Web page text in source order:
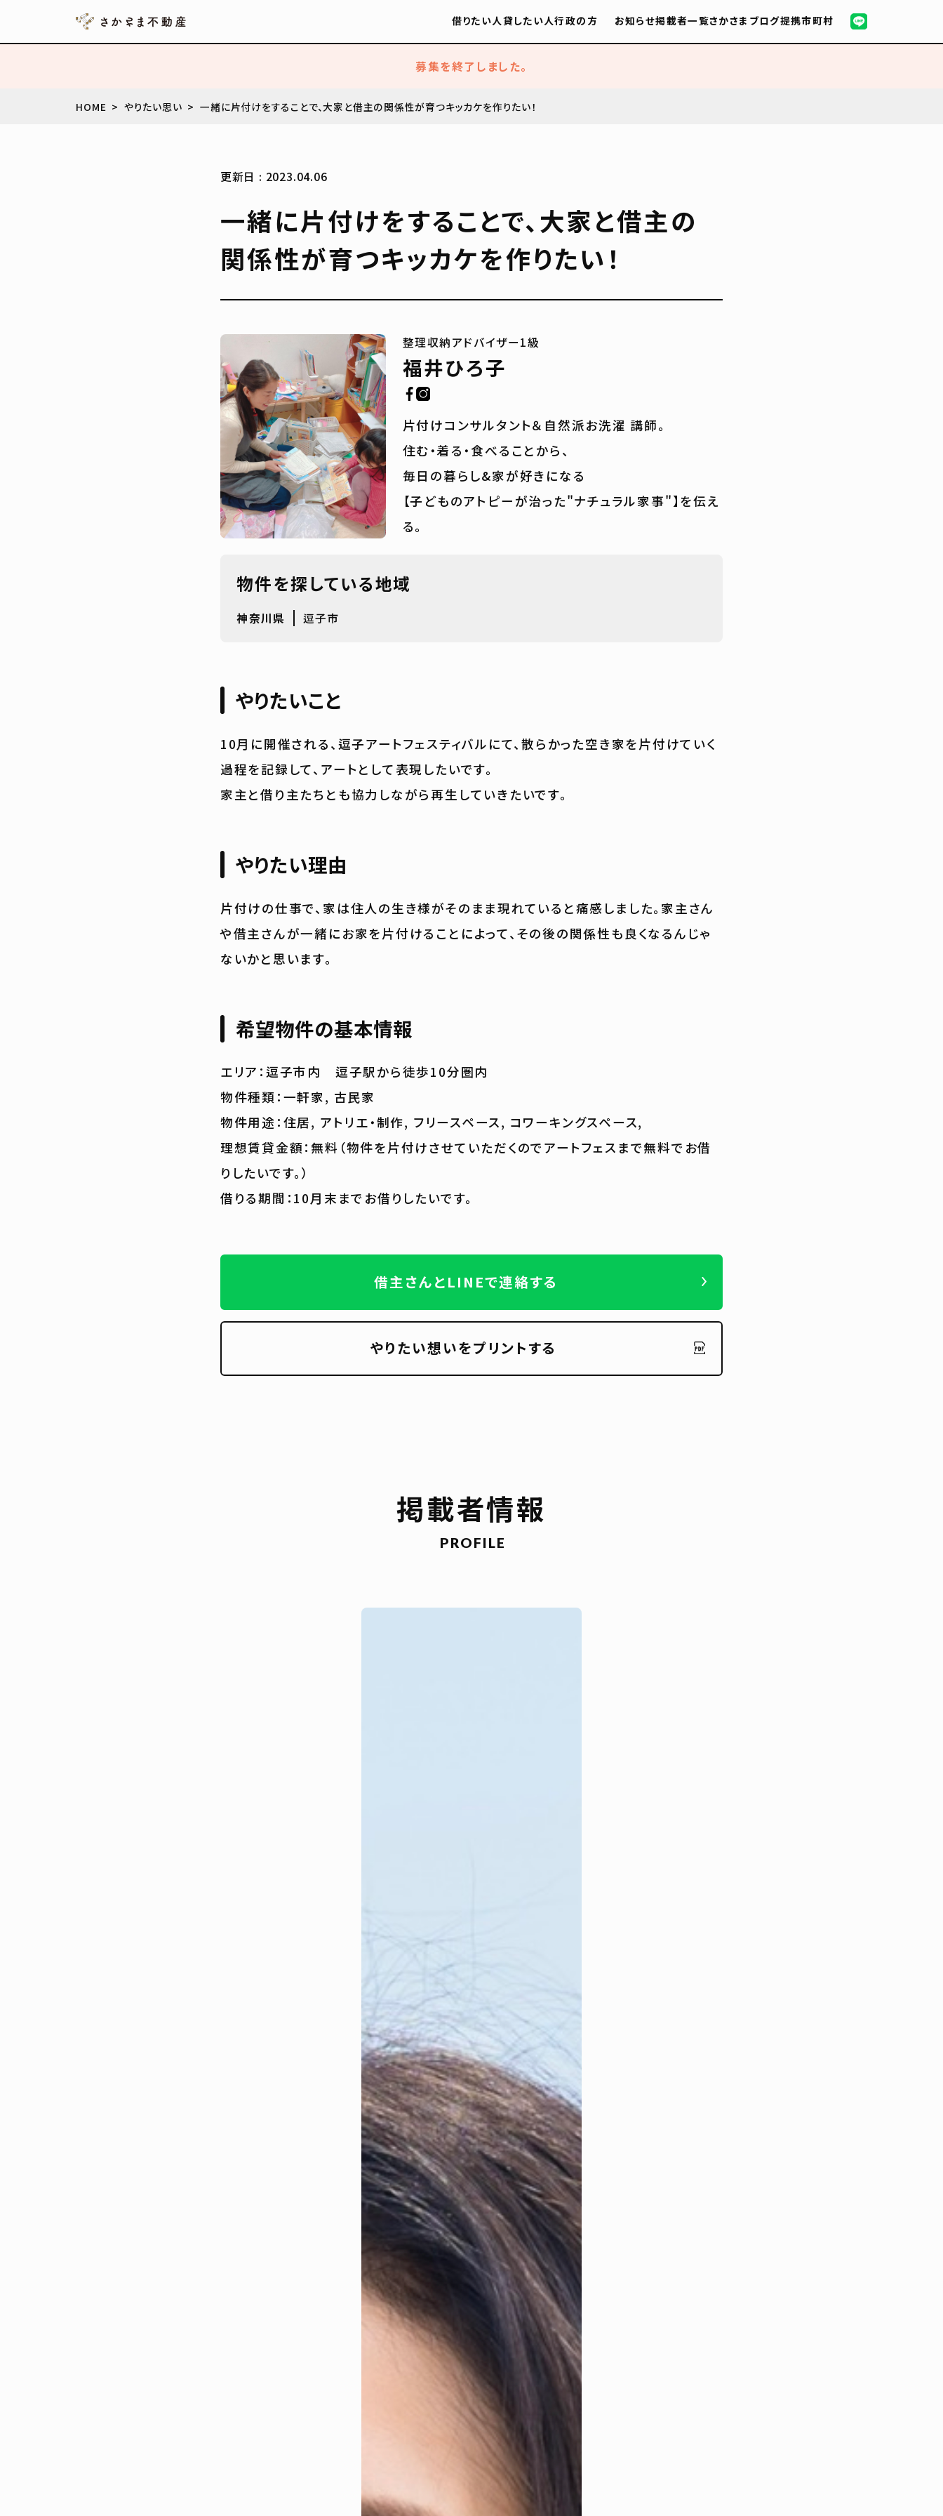
借りたい人貸したい人行政の方 お知らせ掲載者一覧さかさまブログ提携市町村
募集を終了しました。
HOME やりたい思い 一緒に片付けをすることで、大家と借主の関係性が育つキッカケを作りたい！
更新日 : 2023.04.06
一緒に片付けをすることで、大家と借主の
関係性が育つキッカケを作りたい！
整理収納アドバイザー1級
福井ひろ子
片付けコンサルタント＆自然派お洗濯 講師。
住む・着る・食べることから、
毎日の暮らし&家が好きになる
【子どものアトピーが治った"ナチュラル家事"】を伝え
る。
物件を探している地域
神奈川県 逗子市
やりたいこと
10月に開催される、逗子アートフェスティバルにて、散らかった空き家を片付けていく
過程を記録して、アートとして表現したいです。
家主と借り主たちとも協力しながら再生していきたいです。
やりたい理由
片付けの仕事で、家は住人の生き様がそのまま現れていると痛感しました。家主さん
や借主さんが一緒にお家を片付けることによって、その後の関係性も良くなるんじゃ
ないかと思います。
希望物件の基本情報
エリア：逗子市内 逗子駅から徒歩10分圏内
物件種類：一軒家, 古民家
物件用途：住居, アトリエ・制作, フリースペース, コワーキングスペース,
理想賃貸金額：無料（物件を片付けさせていただくのでアートフェスまで無料でお借
りしたいです。）
借りる期間：10月末までお借りしたいです。
借主さんとLINEで連絡する
やりたい想いをプリントする
掲載者情報
PROFILE